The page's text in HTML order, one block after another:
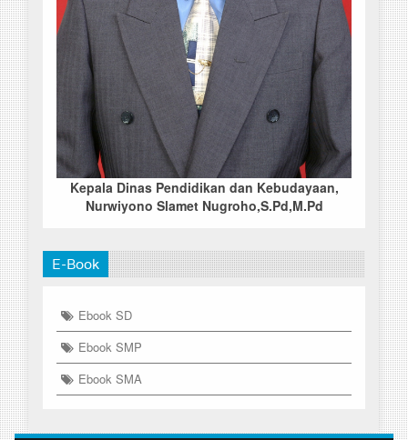
Kepala Dinas Pendidikan dan Kebudayaan,
Nurwiyono Slamet Nugroho,S.Pd,M.Pd
E-Book
Ebook SD
Ebook SMP
Ebook SMA